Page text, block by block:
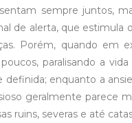
sempre juntos,
de alerta, que
Porém, quando em
poucos, paralisando a
definida; enquanto a
geralmente parece
ruins, severas e até